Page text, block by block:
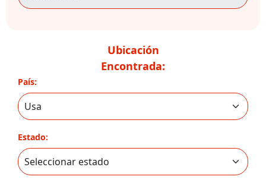
Ubicación
Encontrada:
País:
Estado: